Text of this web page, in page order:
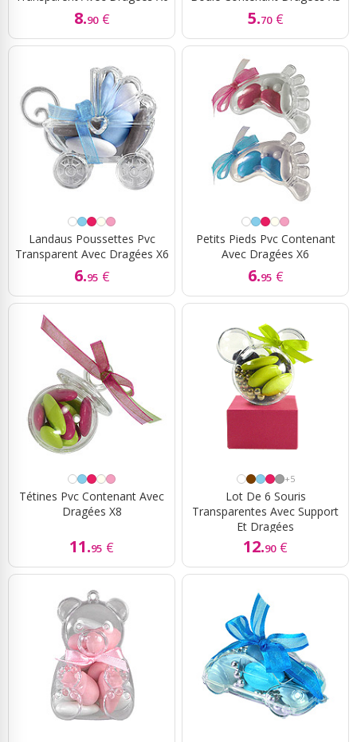
8.90 € 5.70 €
Landaus Poussettes Pvc
Transparent Avec Dragées X6
6.95 €
Petits Pieds Pvc Contenant
Avec Dragées X6
6.95 €
Tétines Pvc Contenant Avec
Dragées X8
11.95 €
+5
Lot De 6 Souris
Transparentes Avec Support
Et Dragées
12.90 €